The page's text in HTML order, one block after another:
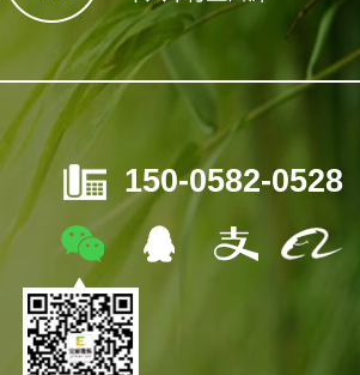
150-0582-0528